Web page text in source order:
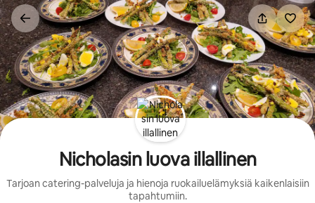
Jätä
sisältö
väliin
Nicholasin luova illallinen
Tarjoan catering-palveluja ja hienoja ruokailuelämyksiä kaikenlaisiin
tapahtumiin.